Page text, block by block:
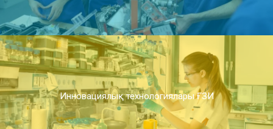
Инновациялық технологиялары ҒЗИ